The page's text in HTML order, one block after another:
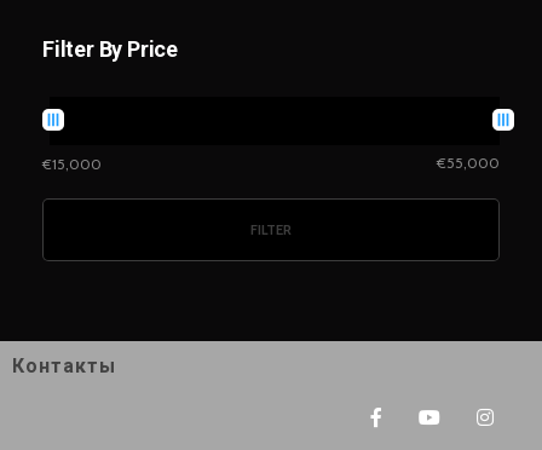
Filter By Price
€15,000 €55,000
FILTER
Контакты